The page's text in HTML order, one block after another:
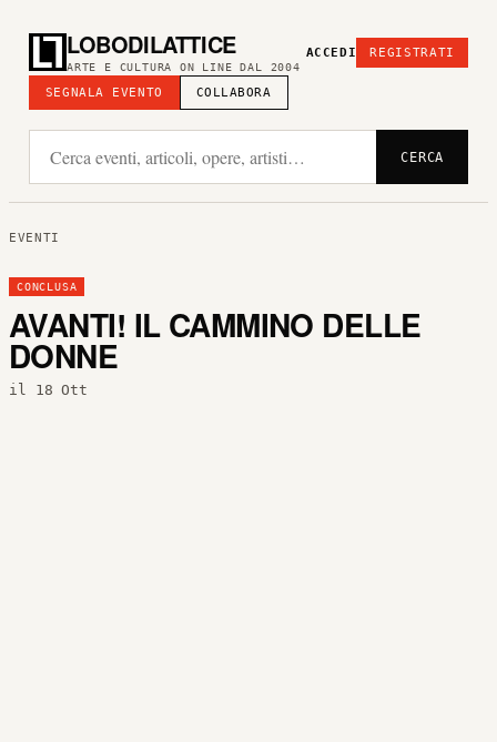
LOBODILATTICE
ARTE E CULTURA ON LINE DAL 2004
SEGNALA EVENTO COLLABORA
ACCEDI REGISTRATI
CERCA
EVENTI
CONCLUSA
AVANTI! IL CAMMINO DELLE
DONNE
il 18 Ott